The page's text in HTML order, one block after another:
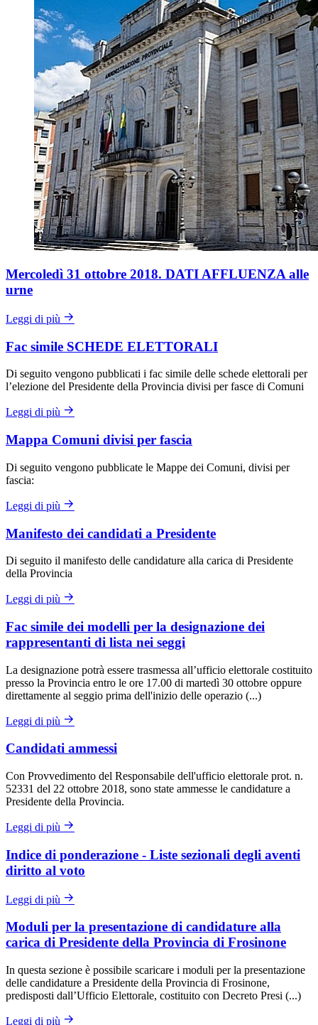
Mercoledì 31 ottobre 2018. DATI AFFLUENZA alle
urne
Leggi di più
Fac simile SCHEDE ELETTORALI
Di seguito vengono pubblicati i fac simile delle schede elettorali per
l’elezione del Presidente della Provincia divisi per fasce di Comuni
Leggi di più
Mappa Comuni divisi per fascia
Di seguito vengono pubblicate le Mappe dei Comuni, divisi per
fascia:
Leggi di più
Manifesto dei candidati a Presidente
Di seguito il manifesto delle candidature alla carica di Presidente
della Provincia
Leggi di più
Fac simile dei modelli per la designazione dei
rappresentanti di lista nei seggi
La designazione potrà essere trasmessa all’ufficio elettorale costituito
presso la Provincia entro le ore 17.00 di martedì 30 ottobre oppure
direttamente al seggio prima dell'inizio delle operazio (...)
Leggi di più
Candidati ammessi
Con Provvedimento del Responsabile dell'ufficio elettorale prot. n.
52331 del 22 ottobre 2018, sono state ammesse le candidature a
Presidente della Provincia.
Leggi di più
Indice di ponderazione - Liste sezionali degli aventi
diritto al voto
Leggi di più
Moduli per la presentazione di candidature alla
carica di Presidente della Provincia di Frosinone
In questa sezione è possibile scaricare i moduli per la presentazione
delle candidature a Presidente della Provincia di Frosinone,
predisposti dall’Ufficio Elettorale, costituito con Decreto Presi (...)
Leggi di più